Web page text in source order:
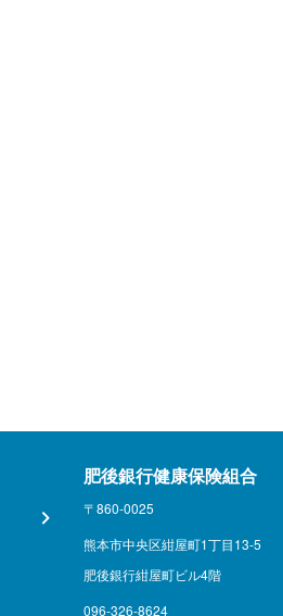
肥後銀行健康保険組合
〒860-0025
熊本市中央区紺屋町1丁目13-5
肥後銀行紺屋町ビル4階
096-326-8624